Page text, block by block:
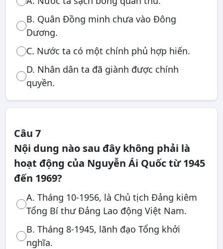
B. Quân Đồng minh chưa vào Đông
Dương.
C. Nước ta có một chính phủ hợp hiến.
D. Nhân dân ta đã giành được chính
quyền.
Câu 7
Nội dung nào sau đây không phải là
hoạt động của Nguyễn Ái Quốc từ 1945
đến 1969?
A. Tháng 10-1956, là Chủ tịch Đảng kiêm
Tổng Bí thư Đảng Lao động Việt Nam.
B. Tháng 8-1945, lãnh đạo Tổng khởi
nghĩa.